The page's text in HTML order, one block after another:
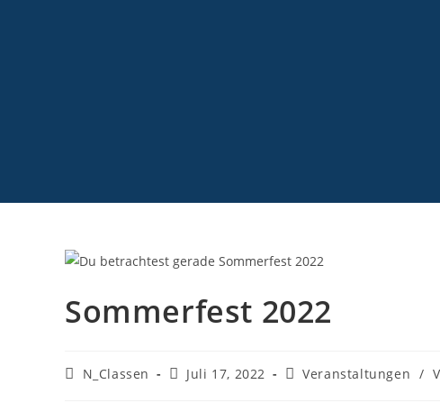
Sommerfest 2022
N_Classen Juli 17, 2022 Veranstaltungen /